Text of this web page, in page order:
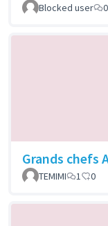
Blocked user 0
Grands chefs
TEMIMI
1 0